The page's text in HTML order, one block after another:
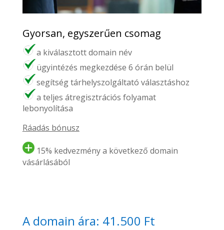
Gyorsan, egyszerűen csomag
a kiválasztott domain név
ügyintézés megkezdése 6 órán belül
segítség tárhelyszolgáltató választáshoz
a teljes átregisztrációs folyamat
lebonyolítása
Ráadás bónusz
15% kedvezmény a következő domain
vásárlásából
A domain ára: 41.500 Ft